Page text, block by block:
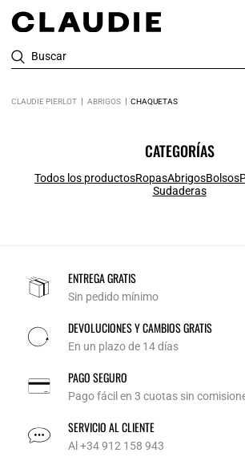
Buscar
CLAUDIE PIERLOT ABRIGOS CHAQUETAS
CATEGORÍAS
Todos los productosRopasAbrigosBolsos
Sudaderas
ENTREGA GRATIS
Sin pedido mínimo
DEVOLUCIONES Y CAMBIOS GRATIS
En un plazo de 14 días
PAGO SEGURO
Pago fácil en 3 cuotas sin
SERVICIO AL CLIENTE
Al +34 912 158 943